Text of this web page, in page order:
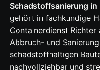
Schadstoffsanierung
gehört in fachkundige
Containerdienst
Abbruch- und
schadstoffhaltigen
nachvollziehbar und